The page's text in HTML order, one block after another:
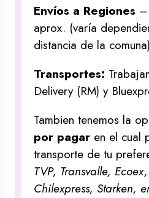
Envíos a Regiones
aprox. (varía
distancia de la comuna)
Transportes:
Delivery (RM) y
Tambien tenemos la
por pagar en el cual
transporte de tu
TVP, Transvalle,
Chilexpress, Starken,